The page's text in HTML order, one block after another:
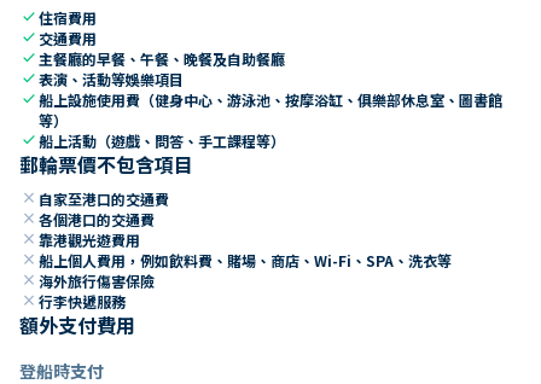
check住宿費用
check 交通費用
check 主餐廳的早餐、午餐、晚餐及自助餐廳
check表演、活動等娛樂項目
check船上設施使用費（健身中心、游泳池、按摩浴缸、俱樂部休息室、圖書館
等）
check船上活動（遊戲、問答、手工課程等）
郵輪票價不包含項目
close 自家至港口的交通費
close 各個港口的交通費
close 靠港觀光遊費用
close 船上個人費用，例如飲料費、賭場、商店、Wi-Fi、SPA、洗衣等
close 海外旅行傷害保險
close 行李快遞服務
額外支付費用
登船時支付